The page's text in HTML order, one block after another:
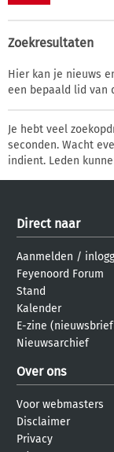
Zoekresultaten
Hier kan je nieuws
een bepaald lid van
Je hebt veel
seconden. Wacht
indient. Leden
Direct naar
Aanmelden /
Feyenoord Forum
Stand
Kalender
E-zine
Nieuwsarchief
Over ons
Voor webmasters
Disclaimer
Privacy